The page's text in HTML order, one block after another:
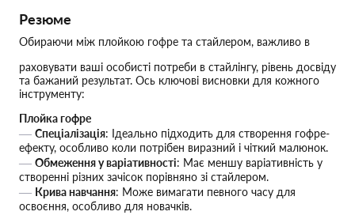
Резюме
Обираючи між плойкою гофре та стайлером, важливо в
раховувати ваші особисті потреби в стайлінгу, рівень досвіду
та бажаний результат. Ось ключові висновки для кожного
інструменту:
Плойка гофре
Спеціалізація: Ідеально підходить для створення гофре-
ефекту, особливо коли потрібен виразний і чіткий малюнок.
Обмеження у варіативності: Має меншу варіативність у
створенні різних зачісок порівняно зі стайлером.
Крива навчання: Може вимагати певного часу для
освоєння, особливо для новачків.